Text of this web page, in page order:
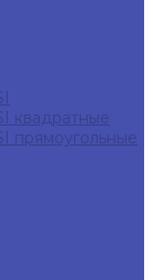
квадратные
прямоугольные